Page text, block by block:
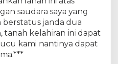
saudara saya yang
berstatus janda dua
tanah kelahiran ini dapat
kami nantinya dapat